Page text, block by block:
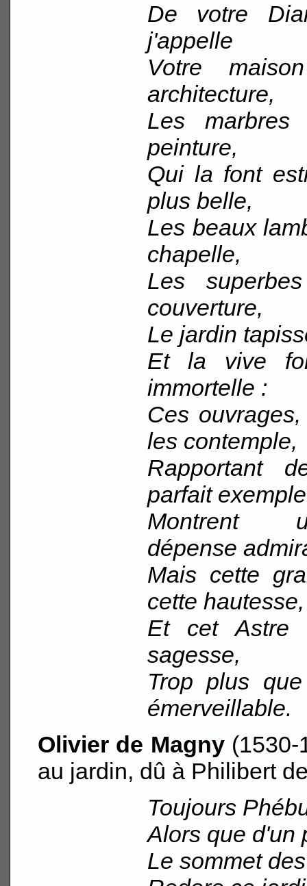
De votre
j'appelle
Votre
architecture,
Les
peinture,
Qui la font
plus belle,
Les beaux
chapelle,
Les
couverture,
Le jardin
Et la vive
immortelle :
Ces
les contemple,
Rapportant
parfait
dépense
Mais cette
cette hautesse,
Et cet Astre
sagesse,
Trop plus
émerveillable.
Olivier de Magny(1530-
au jardin, dû à Philibert
Toujours
Alors que d'un
Le sommet